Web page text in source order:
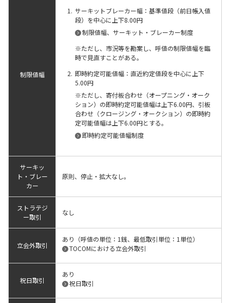
制限値幅
サーキットブレーカー幅：基準値段（前日帳入値
段）を中心に上下8.00円
制限値幅、サーキット・ブレーカー制度
※ただし、市況等を勘案し、呼値の制限値幅を臨
時で見直すことがある。
即時約定可能値幅：直近約定値段を中心に上下
5.00円
※ただし、寄付板合わせ（オープニング・オーク
ション）の即時約定可能値幅は上下6.00円、引板
合わせ（クロージング・オークション）の即時約
定可能値幅は上下6.00円とする。
即時約定可能値幅制度
サーキッ
ト・ブレー
カー
原則、停止・拡大なし。
ストラテジ
ー取引
なし
立会外取引
あり（呼値の単位：1銭、最低取引単位：1単位）
TOCOMにおける立会外取引
祝日取引
あり
祝日取引